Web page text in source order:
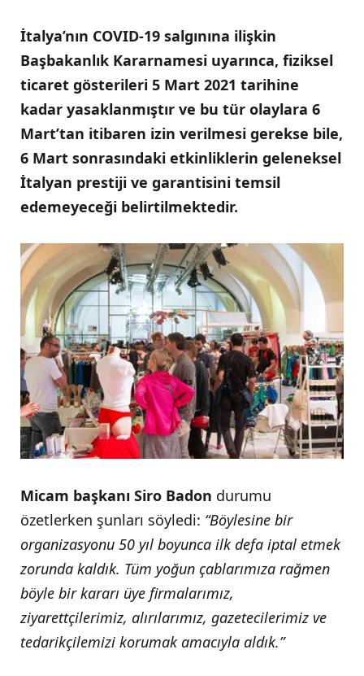
İtalya’nın COVID-19 salgınına ilişkin
Başbakanlık Kararnamesi uyarınca, fiziksel
ticaret gösterileri 5 Mart 2021 tarihine
kadar yasaklanmıştır ve bu tür olaylara 6
Mart’tan itibaren izin verilmesi gerekse bile,
6 Mart sonrasındaki etkinliklerin geleneksel
İtalyan prestiji ve garantisini temsil
edemeyeceği belirtilmektedir.
Micam başkanı Siro Badon durumu
özetlerken şunları söyledi: “Böylesine bir
organizasyonu 50 yıl boyunca ilk defa iptal etmek
zorunda kaldık. Tüm yoğun çablarımıza rağmen
böyle bir kararı üye firmalarımız,
ziyarettçilerimiz, alırılarımız, gazetecilerimiz ve
tedarikçilemizi korumak amacıyla aldık.”